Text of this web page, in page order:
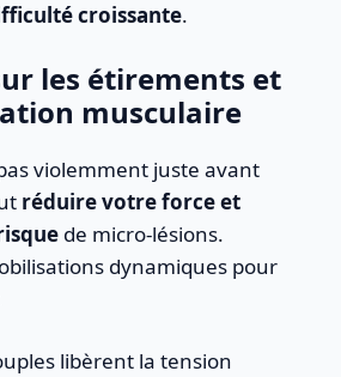
croissante.
les étirements et
musculaire
violemment juste avant
réduire votre force et
de micro-lésions.
dynamiques pour
libèrent la tension